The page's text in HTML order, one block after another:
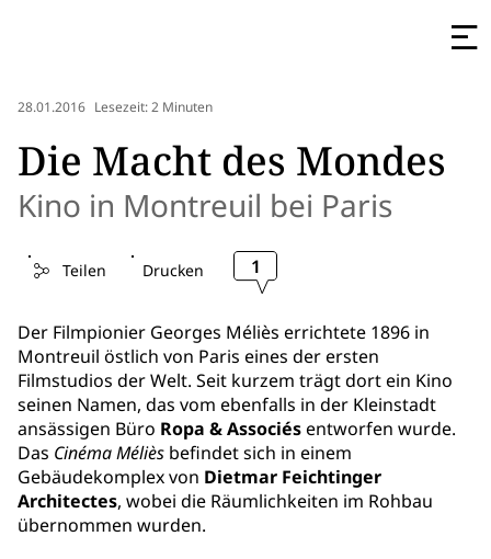
28.01.2016 Lesezeit: 2 Minuten
Die Macht des Mondes
Kino in Montreuil bei Paris
Teilen Drucken 1
Der Filmpionier Georges Méliès errichtete 1896 in
Montreuil östlich von Paris eines der ersten
Filmstudios der Welt. Seit kurzem trägt dort ein Kino
seinen Namen, das vom ebenfalls in der Kleinstadt
ansässigen Büro Ropa & Associésentworfen wurde.
Das Cinéma Méliès befindet sich in einem
Gebäudekomplex von Dietmar Feichtinger
Architectes, wobei die Räumlichkeiten im Rohbau
übernommen wurden.